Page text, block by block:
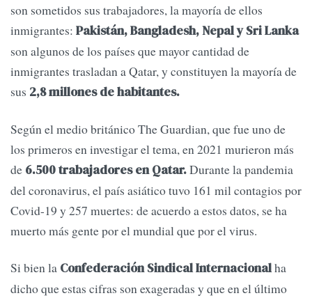
son sometidos sus trabajadores, la mayoría de ellos
inmigrantes: Pakistán, Bangladesh, Nepal y Sri Lanka
son algunos de los países que mayor cantidad de
inmigrantes trasladan a Qatar, y constituyen la mayoría de
sus 2,8 millones de habitantes.
Según el medio británico The Guardian, que fue uno de
los primeros en investigar el tema, en 2021 murieron más
de 6.500 trabajadores en Qatar.Durante la pandemia
del coronavirus, el país asiático tuvo 161 mil contagios por
Covid-19 y 257 muertes: de acuerdo a estos datos, se ha
muerto más gente por el mundial que por el virus.
Si bien la Confederación Sindical Internacionalha
dicho que estas cifras son exageradas y que en el último